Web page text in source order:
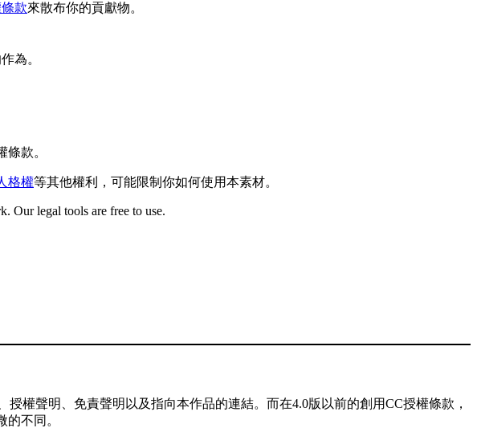
款來散布你的貢獻物。
為。
款。
格權等其他權利，可能限制你如何使用本素材。
Our legal tools are free to use.
權聲明、免責聲明以及指向本作品的連結。而在4.0版以前的創用CC授權條款，
不同。